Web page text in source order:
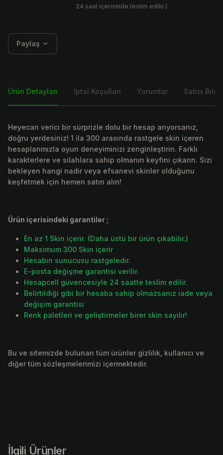
24 saat içerisinde teslim edilir.)
Paylaş
Ürün Detayları İptal Koşulları Yorumlar Satıcı
Heyecan verici bir sürprizle dolu bir hesap arıyorsanız,
doğru yerdesiniz! 1 ila 300 arasında rastgele skin içeren
hesaplarımızla oyun deneyiminizi zenginleştirin. Farklı
karakterlere ve silahlara sahip olmanın keyfini çıkarın. Sizi
bekleyen hangi nadir veya efsanevi skinler olduğunu
keşfetmek için hemen satın alın!
Ürün içerisindeki garantiler ;
En az 1 Skin içerir. (Daha üstü bir ürün çıkabilir.)
Maksimum 300 Skin içerir
Hesabın sunucusu rastgeledir.
E-posta değişme garantisi verilir.
Hesapcell güvencesiyle 24 saatte teslim edilir.
Belirtildiği gibi bir hesaba sahip olmazsanız iade veya
değişim garantisi
Renk paletleri ve geliştirmeler birer skin sayılır!
Bu ve sitemizde bulunan tüm ürünler gizlilik, kullanıcı ve
diğer tüm sözleşmelerimizi içermektedir.
İlgili Ürünler